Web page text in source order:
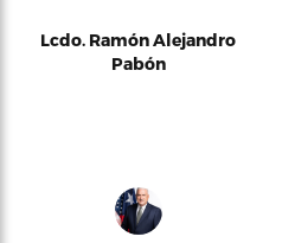
Lcdo. Ramón Alejandro
Pabón